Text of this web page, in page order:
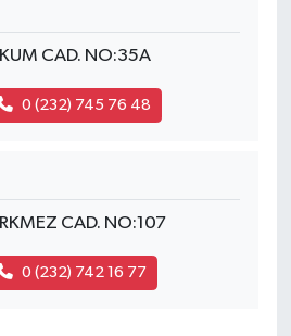
CAD. NO:35A
0 (232) 745 76 48
CAD. NO:107
0 (232) 742 16 77